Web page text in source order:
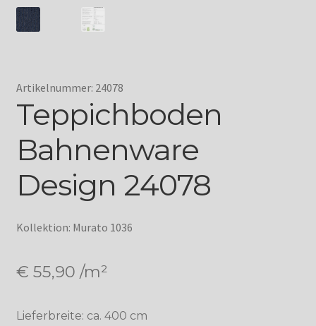
Artikelnummer: 24078
Teppichboden
Bahnenware
Design 24078
Kollektion: Murato 1036
€ 55,90 /m²
Lieferbreite: ca. 400 cm